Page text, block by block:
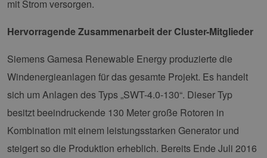
mit Strom versorgen.
Hervorragende Zusammenarbeit der Cluster-Mitglieder
Siemens Gamesa Renewable Energy produzierte die
Windenergieanlagen für das gesamte Projekt. Es handelt
sich um Anlagen des Typs „SWT-4.0-130“. Dieser Typ
besitzt beeindruckende 130 Meter große Rotoren in
Kombination mit einem leistungsstarken Generator und
steigert so die Produktion erheblich. Bereits Ende Juli 2016